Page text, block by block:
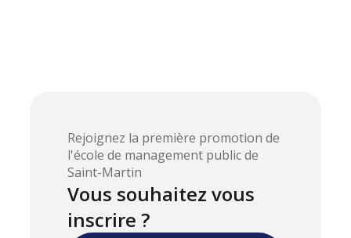
Rejoignez la première promotion de
l'école de management public de
Saint-Martin
Vous souhaitez vous
inscrire ?